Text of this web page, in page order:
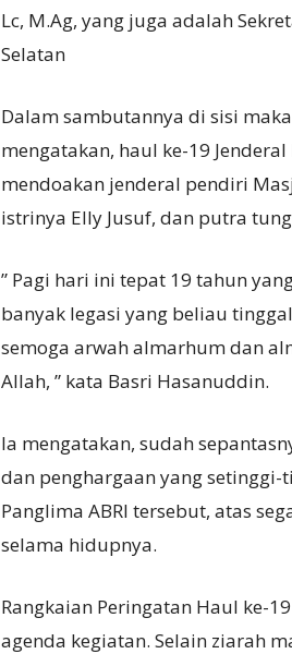
Lc, M.Ag, yang juga adalah
Selatan
Dalam sambutannya di sisi
mengatakan, haul ke-19
mendoakan jenderal pendiri
istrinya Elly Jusuf, dan putra
” Pagi hari ini tepat 19 tahun
banyak legasi yang beliau
semoga arwah almarhum dan
Allah, ” kata Basri Hasanuddin.
Ia mengatakan, sudah
dan penghargaan yang
Panglima ABRI tersebut, atas
selama hidupnya.
Rangkaian Peringatan Haul ke-
agenda kegiatan. Selain ziarah